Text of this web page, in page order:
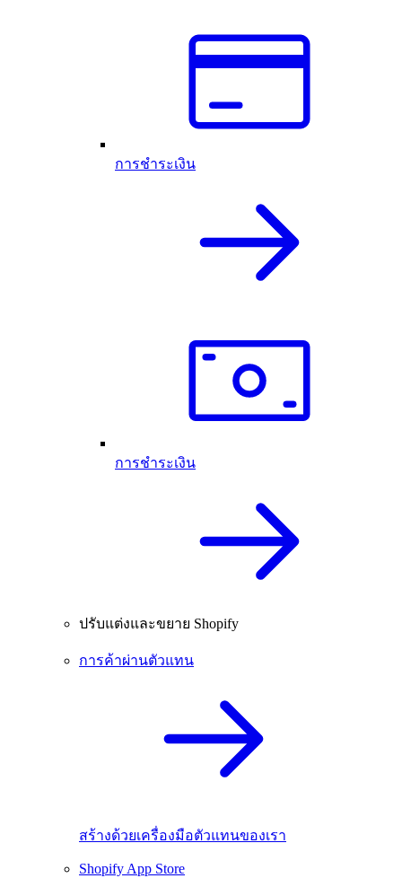
การชำระเงิน
การชำระเงิน
ปรับแต่งและขยาย Shopify
การค้าผ่านตัวแทน
สร้างด้วยเครื่องมือตัวแทนของเรา
Shopify App Store